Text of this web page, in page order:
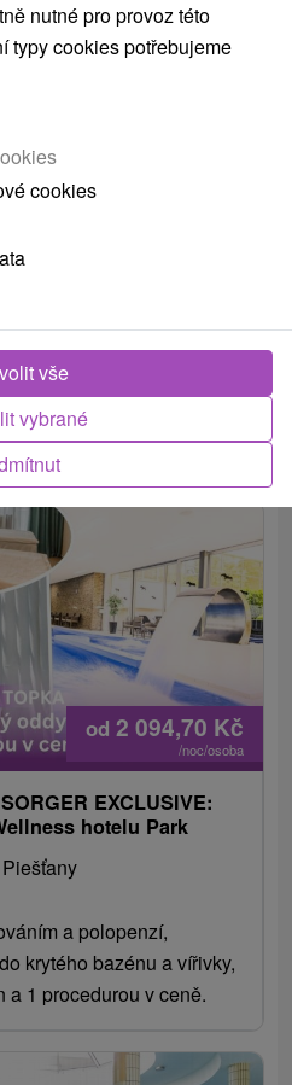
Léčivá síla
pobyty
až do 25 % na termíny
Polopenze
konzultací,
a neomezeným
od 2 094,70 Kč
/noc/osoba
EXCLUSIVE:
hotelu Park
Piešťany
a polopenzí,
krytého bazénu a vířivky,
a 1 procedurou v ceně.
nutné pro provoz této
typy cookies potřebujeme
cookies
vybrané
vše